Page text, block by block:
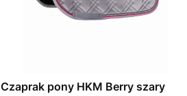
Czaprak pony HKM Berry szary